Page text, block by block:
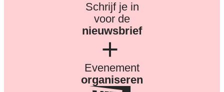
Schrijf je in
voor de
nieuwsbrief
Evenement
organiseren